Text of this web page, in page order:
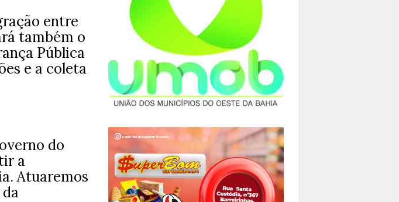
entre
também o
Pública
e a coleta
do
a
Atuaremos